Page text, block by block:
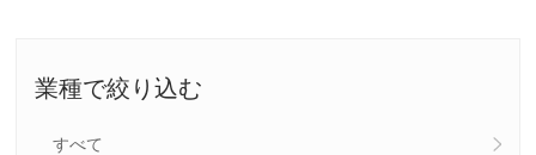
業種で絞り込む
すべて